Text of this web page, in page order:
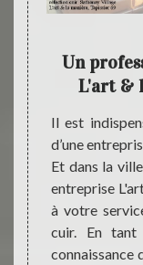
une
le
pour
de
Un
L'art &
Il est
d’une
Et dans la
entreprise
à votre
cuir. En tant
connaissance